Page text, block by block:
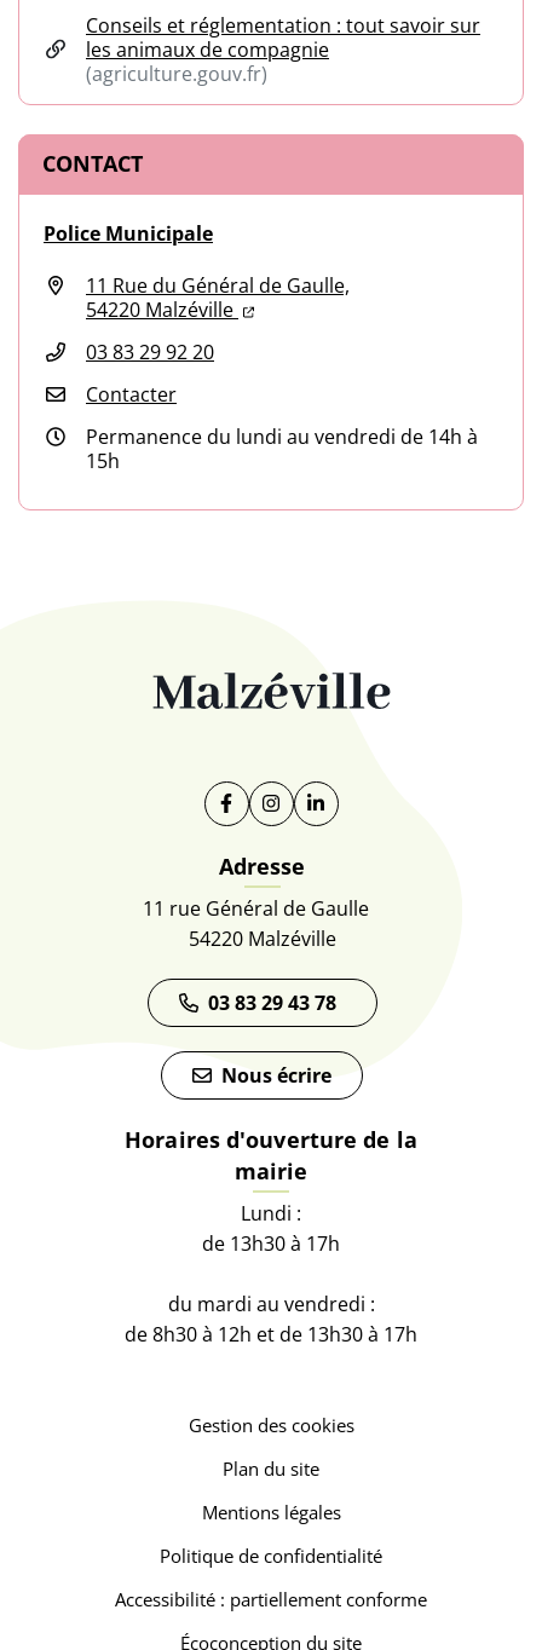
Conseils et réglementation : tout savoir sur
les animaux de compagnie
(agriculture.gouv.fr)
CONTACT
Police Municipale
11 Rue du Général de Gaulle,
54220 Malzéville (ouverture dans un nouvel
(ouverture dans un nouvel
03 83 29 92 20
Contacter
Permanence du lundi au vendredi de 14h à
15h
Facebook
(ouverture dans un nouvel onglet)
Instagram
(ouverture dans un nouvel
Linkedin
(ouverture dans un
Adresse
11 rue Général de Gaulle
54220 Malzéville
03 83 29 43 78
Nous écrire
Horaires d'ouverture de la
mairie
Lundi :
de 13h30 à 17h
du mardi au vendredi :
de 8h30 à 12h et de 13h30 à 17h
Gestion des cookies
Plan du site
Mentions légales
Politique de confidentialité
Accessibilité : partiellement conforme
Écoconception du site